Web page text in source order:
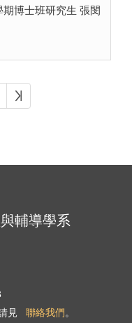
博士班研究生 張閔
一頁最後頁
輔導學系
見 聯絡我們。